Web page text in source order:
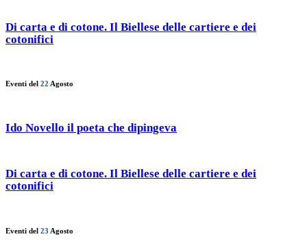
Di carta e di cotone. Il Biellese delle cartiere e dei
cotonifici
Eventi del 22 Agosto
Ido Novello il poeta che dipingeva
Di carta e di cotone. Il Biellese delle cartiere e dei
cotonifici
Eventi del 23 Agosto